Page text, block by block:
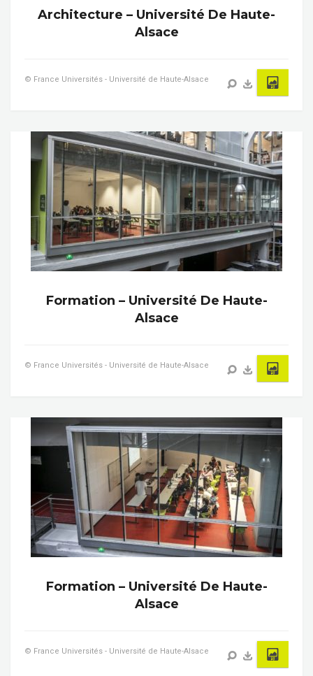
Architecture – Université De Haute-
Alsace
© France Universités - Université de Haute-Alsace
Formation – Université De Haute-
Alsace
© France Universités - Université de Haute-Alsace
Formation – Université De Haute-
Alsace
© France Universités - Université de Haute-Alsace